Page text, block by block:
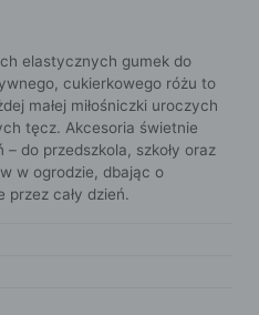
elastycznych gumek do
cukierkowego różu to
małej miłośniczki uroczych
tęcz. Akcesoria świetnie
do przedszkola, szkoły oraz
w ogrodzie, dbając o
przez cały dzień.